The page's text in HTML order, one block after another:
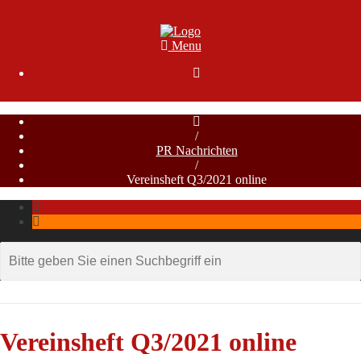
Menu

/
PR Nachrichten
/
Vereinsheft Q3/2021 online
Vereinsheft Q3/2021 online